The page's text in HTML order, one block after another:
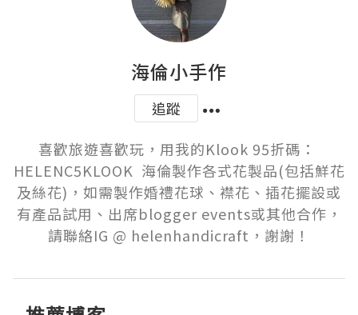
海倫小手作
追蹤
喜歡旅遊喜歡玩，用我的Klook 95折碼：
HELENC5KLOOK  海倫製作各式花製品(包括鮮花
及絲花)，如需製作婚禮花球、襟花、插花擺設或
有產品試用、出席blogger events或其他合作，
請聯絡IG @ helenhandicraft，謝謝！